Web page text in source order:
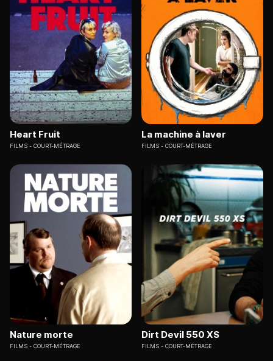
Heart Fruit
FILMS COURT-MÉTRAGE
La machine à laver
FILMS COURT-MÉTRAGE
Nature morte
FILMS COURT-MÉTRAGE
Dirt Devil 550 XS
FILMS COURT-MÉTRAGE